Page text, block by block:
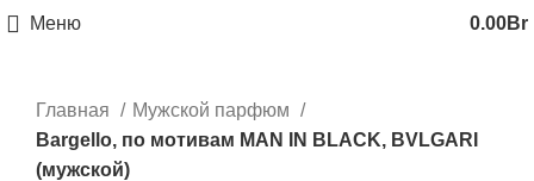
Меню 0.00Br
Главная
Мужской парфюм
Bargello, по мотивам MAN IN BLACK, BVLGARI
(мужской)